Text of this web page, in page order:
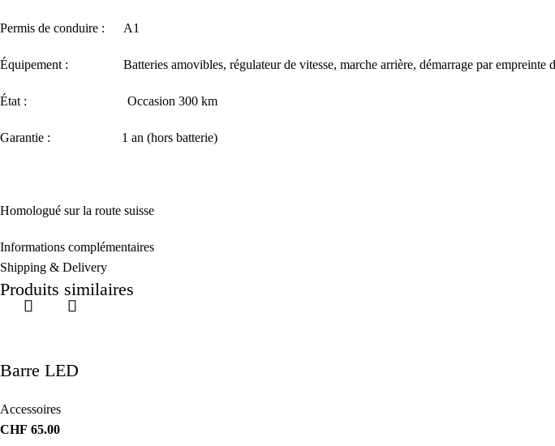
Permis de conduire : A1
Équipement : Batteries amovibles, régulateur de vitesse, marche arrière, démarrage par empreinte
État : Occasion 300 km
Garantie : 1 an (hors batterie)
Homologué sur la route suisse
Informations complémentaires
Shipping & Delivery
Produits similaires
Barre LED
Accessoires
CHF 65.00